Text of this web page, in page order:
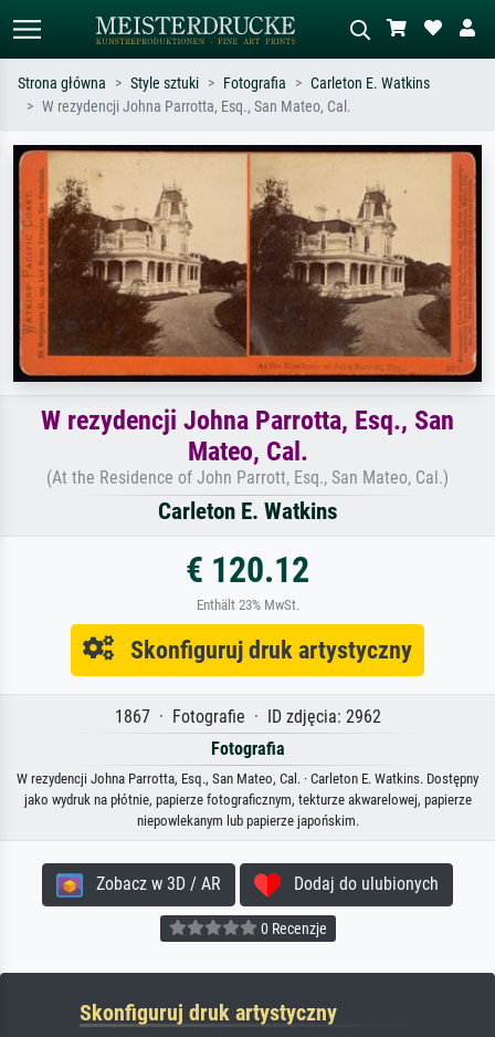
Szukaj wg artysty, tytułu lub stylu – np.
Monet, Gwiaździsta noc,
impresjonizm, fala Hokusaia, akt.
abstrakcja z czerwienią, ciemny olej,
stojący akt obok drzewa.
Strona główna Style sztuki Fotografia
Carleton E. Watkins
W rezydencji Johna Parrotta, Esq., San Mateo, Cal.
W rezydencji Johna Parrotta, Esq., San
Mateo, Cal.
(At the Residence of John Parrott, Esq., San Mateo, Cal.)
Carleton E. Watkins
€ 120.12
Enthält 23% MwSt.
Skonfiguruj druk artystyczny
1867 · Fotografie · ID zdjęcia: 2962
Fotografia
W rezydencji Johna Parrotta, Esq., San Mateo, Cal. · Carleton E. Watkins. Dostępny
jako wydruk na płótnie, papierze fotograficznym, tekturze akwarelowej, papierze
niepowlekanym lub papierze japońskim.
Zobacz w 3D / AR Dodaj do ulubionych
0 Recenzje
Skonfiguruj druk artystyczny